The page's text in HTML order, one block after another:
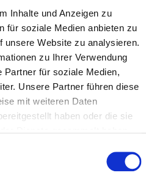
Inhalte und Anzeigen zu
für soziale Medien anbieten zu
unsere Website zu analysieren.
zu Ihrer Verwendung
Partner für soziale Medien,
Unsere Partner führen diese
mit weiteren Daten
haben oder die sie